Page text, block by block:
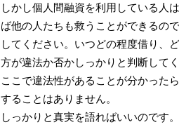
しかし個人間融資を利用している人
ば他の人たちも救うことができるの
してください。いつどの程度借り、
方が違法か否かしっかりと判断してく
ここで違法性があることが分かった
することはありません。
しっかりと真実を語ればいいのです